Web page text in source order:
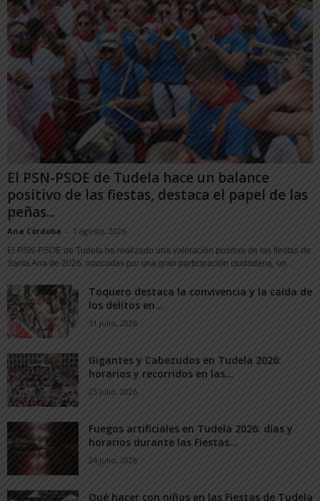
El PSN-PSOE de Tudela hace un balance
positivo de las fiestas, destaca el papel de las
peñas...
Ana Córdoba - 1 agosto, 2026
El PSN-PSOE de Tudela ha realizado una valoración positiva de las fiestas de
Santa Ana de 2026, marcadas por una gran participación ciudadana, un...
Toquero destaca la convivencia y la caída de
los delitos en...
31 julio, 2026
Gigantes y Cabezudos en Tudela 2026:
horarios y recorridos en las...
25 julio, 2026
Fuegos artificiales en Tudela 2026: días y
horarios durante las Fiestas...
24 julio, 2026
Qué hacer con niños en las Fiestas de Tudela